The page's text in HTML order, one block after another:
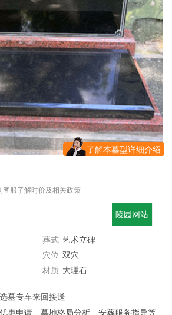
了解本墓型详细介绍
客服了解时价及相关政策
陵园网站
葬式 艺术立碑
穴位 双穴
材质 大理石
墓专车来回接送
惠申请、墓地格局分析、安葬服务指导等